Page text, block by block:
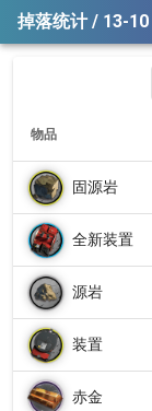
掉落统计 / 13-10
物品
固源岩
全新装置
源岩
装置
赤金